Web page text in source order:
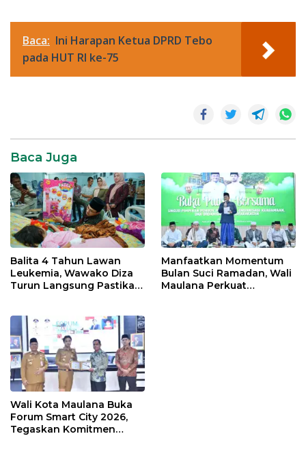
Baca: Ini Harapan Ketua DPRD Tebo
pada HUT RI ke-75
Baca Juga
Balita 4 Tahun Lawan
Leukemia, Wawako Diza
Turun Langsung Pastikan
Manfaatkan Momentum
Bulan Suci Ramadan, Wali
Maulana Perkuat
Wali Kota Maulana Buka
Forum Smart City 2026,
Tegaskan Komitmen